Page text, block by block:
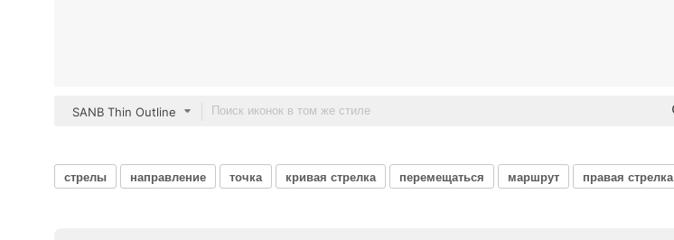
SANB Thin Outline
стрелы направление точка кривая стрелка перемещаться маршрут правая стрелка